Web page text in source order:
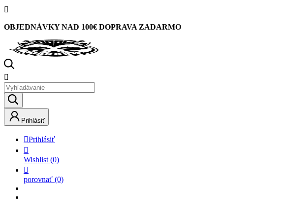

OBJEDNÁVKY NAD 100€ DOPRAVA ZADARMO

Prihlásiť
Prihlásiť

Wishlist (0)

porovnať (0)